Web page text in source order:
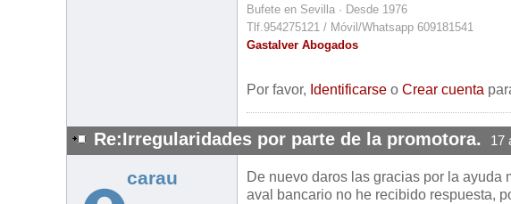
Bufete en Sevilla · Desde 1976
Tlf.954275121 / Móvil/Whatsapp 609181541
Gastalver Abogados
Por favor, Identificarse o Crear cuenta
Re:Irregularidades por parte de la promotora. 17
carau
De nuevo daros las gracias por la ayuda
aval bancario no he recibido respuesta,